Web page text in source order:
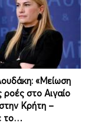
«Μείωση
ροές στο Αιγαίο
Κρήτη –
το…